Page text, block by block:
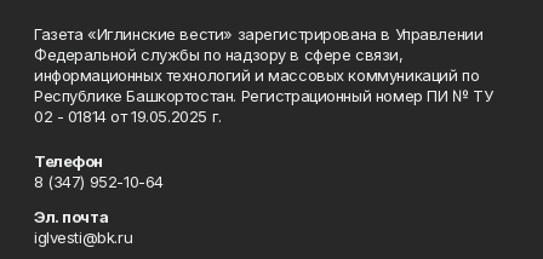
Газета «Иглинские вести» зарегистрирована в Управлении
Федеральной службы по надзору в сфере связи,
информационных технологий и массовых коммуникаций по
Республике Башкортостан. Регистрационный номер ПИ № ТУ
02 - 01814 от 19.05.2025 г.
Телефон
8 (347) 952-10-64
Эл. почта
iglvesti@bk.ru